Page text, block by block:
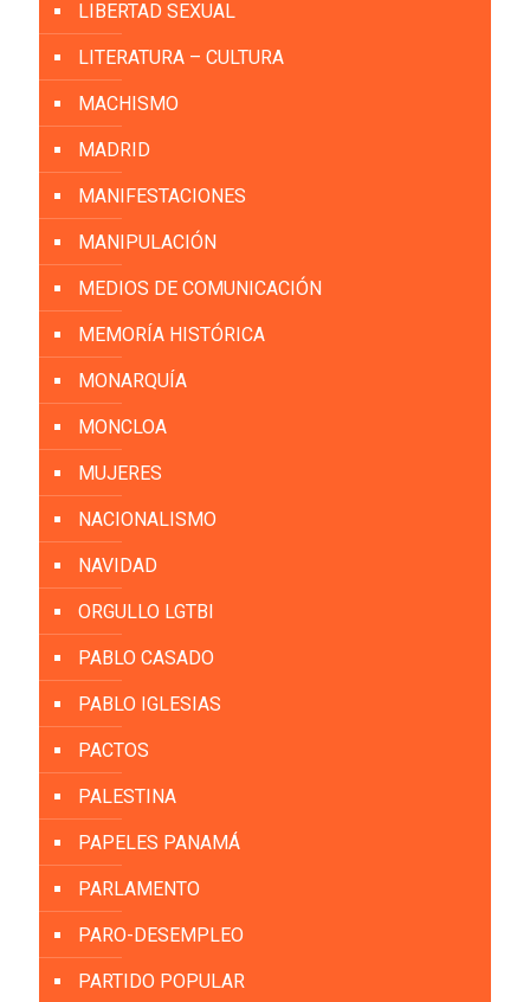
LIBERTAD SEXUAL
LITERATURA – CULTURA
MACHISMO
MADRID
MANIFESTACIONES
MANIPULACIÓN
MEDIOS DE COMUNICACIÓN
MEMORÍA HISTÓRICA
MONARQUÍA
MONCLOA
MUJERES
NACIONALISMO
NAVIDAD
ORGULLO LGTBI
PABLO CASADO
PABLO IGLESIAS
PACTOS
PALESTINA
PAPELES PANAMÁ
PARLAMENTO
PARO-DESEMPLEO
PARTIDO POPULAR